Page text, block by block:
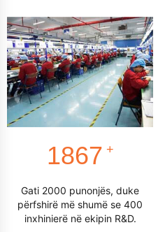
2000 +
Gati 2000 punonjës, duke
përfshirë më shumë se 400
inxhinierë në ekipin R&D.